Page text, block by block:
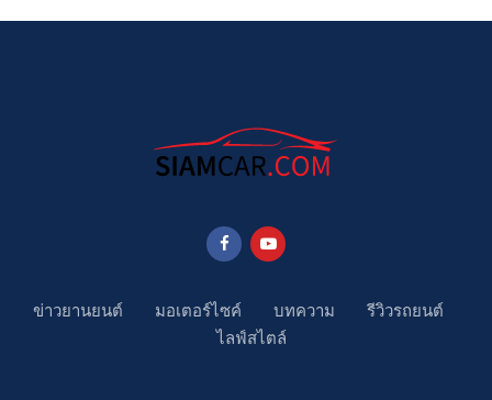
ข่าวยานยนต์ มอเตอร์ไซค์ บทความ
รีวิวรถยนต์
ไลฟ์สไตล์